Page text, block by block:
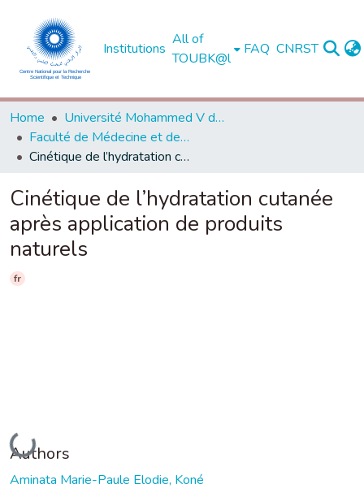
Institutions
All of
TOUBK@l
FAQ CNRST
Home
Université Mohammed V de Rabat
Faculté de Médecine et de Pharmacie - Rabat
Cinétique de l’hydratation cutanée après application de produits naturels
Cinétique de l’hydratation cutanée
après application de produits
naturels
fr
Loading...
Authors
Aminata Marie-Paule Elodie, Koné